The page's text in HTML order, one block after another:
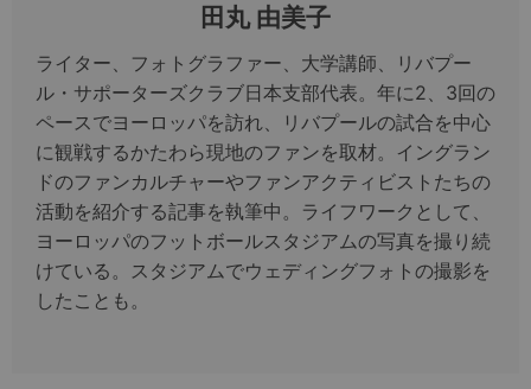
田丸 由美子
ライター、フォトグラファー、大学講師、リバプー
ル・サポーターズクラブ日本支部代表。年に2、3回の
ペースでヨーロッパを訪れ、リバプールの試合を中心
に観戦するかたわら現地のファンを取材。イングラン
ドのファンカルチャーやファンアクティビストたちの
活動を紹介する記事を執筆中。ライフワークとして、
ヨーロッパのフットボールスタジアムの写真を撮り続
けている。スタジアムでウェディングフォトの撮影を
したことも。